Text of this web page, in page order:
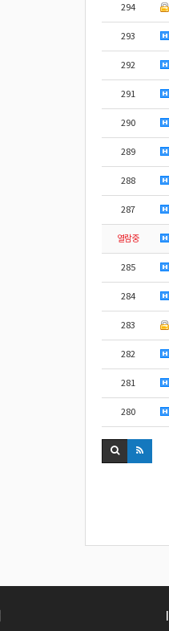
294
293
292
291
290
289
288
287
열람중
285
284
283
282
281
280